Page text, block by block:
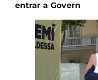
entrar a Govern